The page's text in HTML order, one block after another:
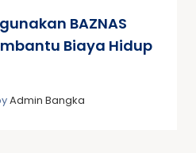
BAZNAS
Biaya Hidup
Admin Bangka